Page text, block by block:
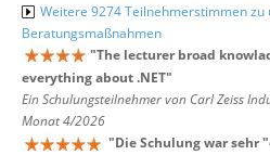
Weitere 9274 Teilnehmerstimmen zu
Beratungsmaßnahmen
"The lecturer broad
everything about .NET"
Ein Schulungsteilnehmer von Carl Zeiss
Monat 4/2026
"Die Schulung war sehr